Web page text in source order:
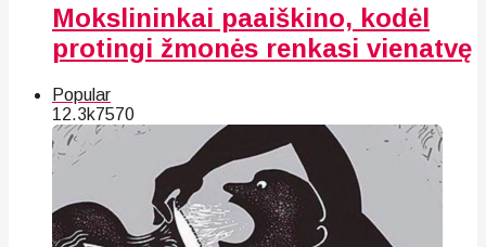
Mokslininkai paaiškino, kodėl
protingi žmonės renkasi vienatvę
Popular
12.3k7570